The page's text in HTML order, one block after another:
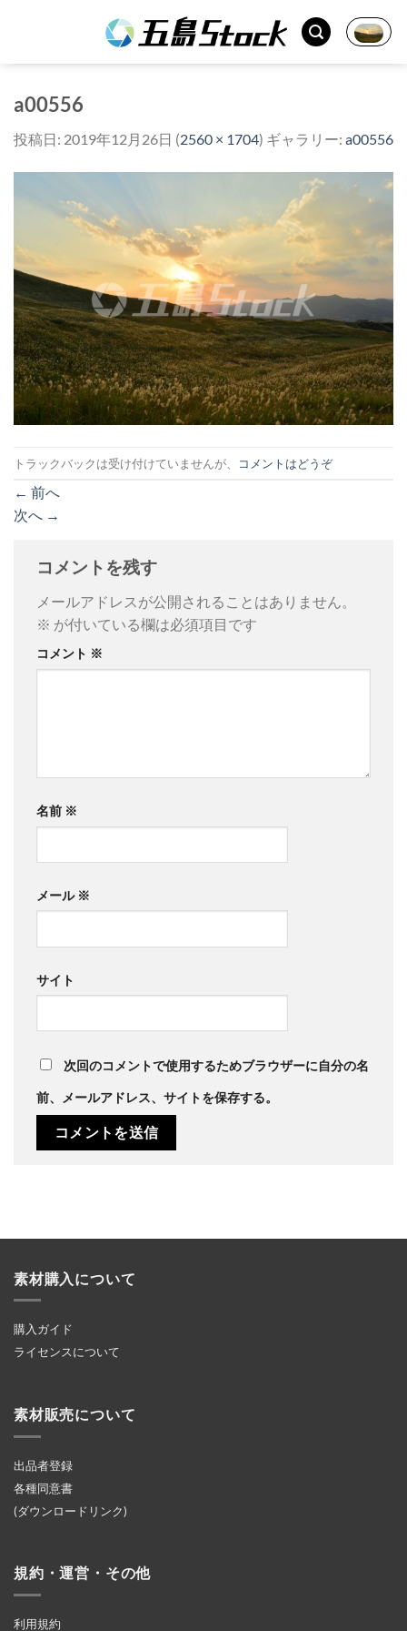
a00556
投稿日: 2019年12月26日 (2560 × 1704) ギャラリー: a00556
トラックバックは受け付けていませんが、 コメントはどうぞ
← 前へ
次へ →
コメントを残す
メールアドレスが公開されることはありません。
※ が付いている欄は必須項目です
コメント ※
名前 ※
メール ※
サイト
次回のコメントで使用するためブラウザーに自分の名
前、メールアドレス、サイトを保存する。
素材購入について
購入ガイド
ライセンスについて
素材販売について
出品者登録
各種同意書
(ダウンロードリンク)
規約・運営・その他
利用規約